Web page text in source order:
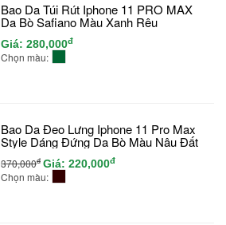
Bao Da Túi Rút Iphone 11 PRO MAX
Da Bò Safiano Màu Xanh Rêu
Giá: 280,000đ
Chọn màu:
Bao Da Đeo Lưng Iphone 11 Pro Max
Style Dáng Đứng Da Bò Màu Nâu Đất
370,000đ Giá: 220,000đ
Chọn màu: